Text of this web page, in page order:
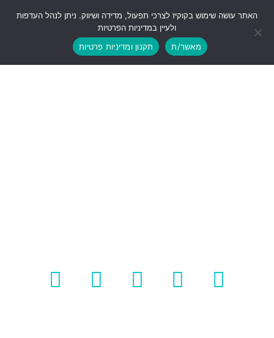
האתר עושה שימוש בקוקיז לצרכי תפעול, מדידה ושיווק. ניתן לנהל העדפות
ולעיין במדיניות הפרטיות
מאשר/ת
תקנון ומדיניות פרטיות